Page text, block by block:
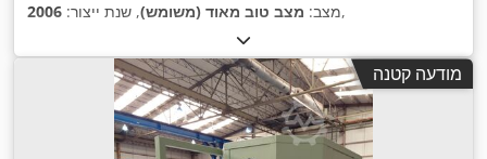
מצב: מצב טוב מאוד (משומש), שנת ייצור: 2006 ,
מודעה קטנה